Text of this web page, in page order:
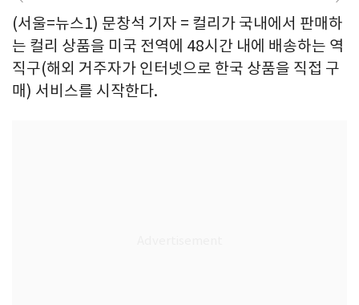
(서울=뉴스1) 문창석 기자 = 컬리가 국내에서 판매하
는 컬리 상품을 미국 전역에 48시간 내에 배송하는 역
직구(해외 거주자가 인터넷으로 한국 상품을 직접 구
매) 서비스를 시작한다.